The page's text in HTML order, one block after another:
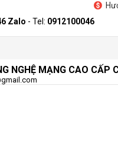
Zalo - Tel: 0912100046
NGHỆ MẠNG CAO CẤP